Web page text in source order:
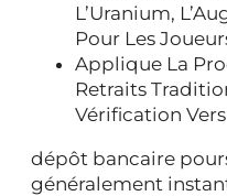
L’Uranium,
Pour Les
Applique La
Retraits
Vérification
dépôt bancaire
généralement